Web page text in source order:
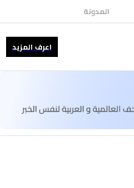
المدونة
اعرف المزيد